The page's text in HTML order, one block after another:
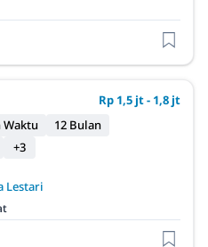
Rp 1,5 jt - 1,8 jt
Waktu
12 Bulan
+3
Lestari